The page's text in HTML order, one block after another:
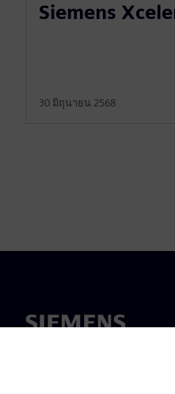
Siemens
30 มิถุนายน 2568